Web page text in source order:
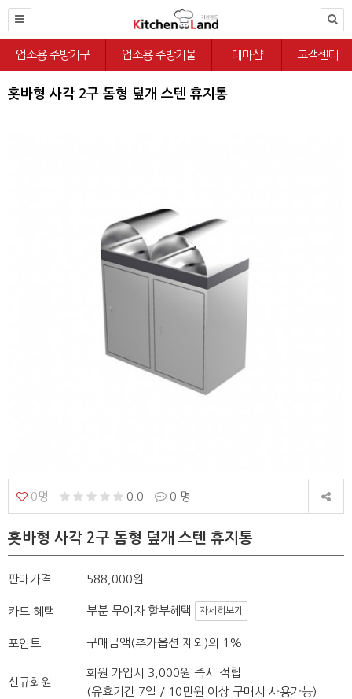
업소용 주방기구 업소용 주방기물 테마샵 고객센터
홋바형 사각 2구 돔형 덮개 스텐 휴지통
0명 0.0 0 명
홋바형 사각 2구 돔형 덮개 스텐 휴지통
판매가격 588,000원
카드 혜택 부분 무이자 할부혜택 자세히보기
포인트 구매금액(추가옵션 제외)의 1%
신규회원
회원 가입시 3,000원 즉시 적립
(유효기간 7일 / 10만원 이상 구매시 사용가능)